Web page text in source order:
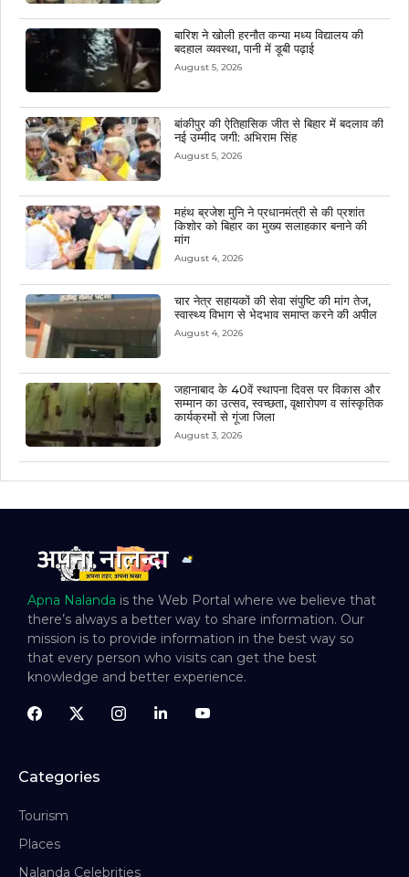
बारिश ने खोली हरनौत कन्या मध्य विद्यालय की
बदहाल व्यवस्था, पानी में डूबी पढ़ाई
August 5, 2026
बांकीपुर की ऐतिहासिक जीत से बिहार में बदलाव की
नई उम्मीद जगी: अभिराम सिंह
August 5, 2026
महंथ ब्रजेश मुनि ने प्रधानमंत्री से की प्रशांत
किशोर को बिहार का मुख्य सलाहकार बनाने की
मांग
August 4, 2026
चार नेत्र सहायकों की सेवा संपुष्टि की मांग तेज,
स्वास्थ्य विभाग से भेदभाव समाप्त करने की अपील
August 4, 2026
जहानाबाद के 40वें स्थापना दिवस पर विकास और
सम्मान का उत्सव, स्वच्छता, वृक्षारोपण व सांस्कृतिक
कार्यक्रमों से गूंजा जिला
August 3, 2026
Apna Nalanda is the Web Portal where we believe that
there’s always a better way to share information. Our
mission is to provide information in the best way so
that every person who visits can get the best
knowledge and better experience.
Categories
Tourism
Places
Nalanda Celebrities